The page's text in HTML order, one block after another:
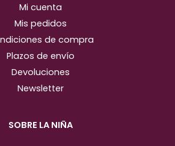
Mi cuenta
Mis pedidos
de compra
Plazos de envío
Devoluciones
Newsletter
SOBRE LA NIÑA